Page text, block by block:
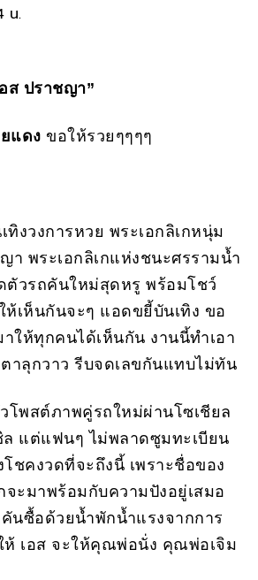
น.
ส ปราชญา”
แดง ขอให้รวยๆๆๆๆ
งวงการหวย พระเอกลิเกหนุ่ม
า พระเอกลิเกแห่งชนะศรรามน้ำ
ตัวรถคันใหม่สุดหรู พร้อมโชว์
ห้เห็นกันจะๆ แอดขยี้บันเทิง ขอ
ให้ทุกคนได้เห็นกัน งานนี้ทำเอา
าลุกวาว รีบจดเลขกันแทบไม่ทัน
พสต์ภาพคู่รถใหม่ผ่านโซเชียล
แต่แฟนๆ ไม่พลาดซูมทะเบียน
โชคงวดที่จะถึงนี้ เพราะชื่อของ
จะมาพร้อมกับความปังอยู่เสมอ
นซื้อด้วยน้ำพักน้ำแรงจากการ
ห้ เอส จะให้คุณพ่อนั่ง คุณพ่อเจิม